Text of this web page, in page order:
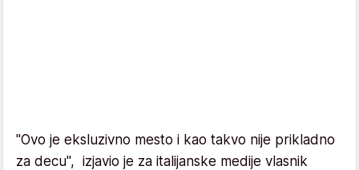
"Ovo je eksluzivno mesto i kao takvo nije prikladno
za decu", izjavio je za italijanske medije vlasnik